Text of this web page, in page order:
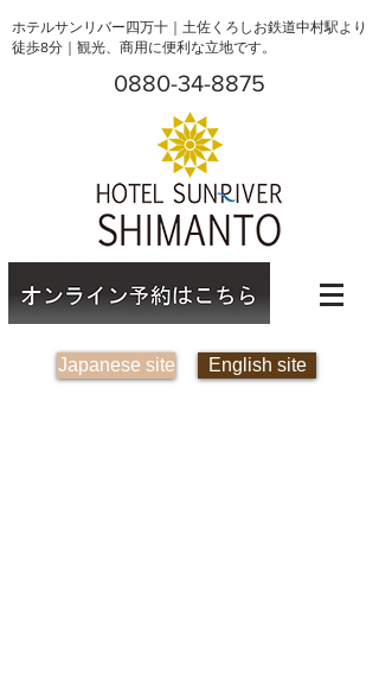
ホテルサンリバー四万十｜土佐くろしお鉄道中村駅より
徒歩8分｜観光、商用に便利な立地です。
0880-34-8875
Japanese site English site